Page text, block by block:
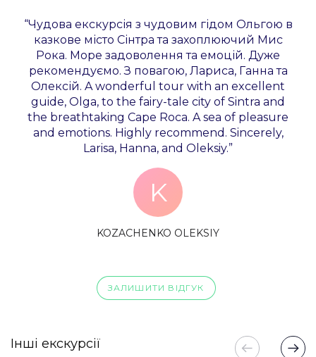
“Чудова екскурсія з чудовим гідом Ольгою в
казкове місто Сінтра та захоплюючий Мис
Рока. Море задоволення та емоцій. Дуже
рекомендуємо. З повагою, Лариса, Ганна та
Олексій. A wonderful tour with an excellent
guide, Olga, to the fairy-tale city of Sintra and
the breathtaking Cape Roca. A sea of pleasure
and emotions. Highly recommend. Sincerely,
Larisa, Hanna, and Oleksiy.”
K
KOZACHENKO OLEKSIY
ЗАЛИШИТИ ВІДГУК
Інші екскурсії